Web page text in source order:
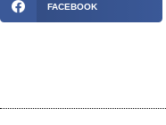
FACEBOOK